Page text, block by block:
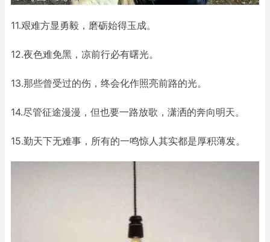
11.艰难方显勇毅，磨砺始得玉成。
12.夜色难免黑，凉前行必有曙光。
13.那些曾受过的伤，终会化作照亮前路的光。
14.尽管征途漫漫，但也要一路放歌，潇洒的奔向明天。
15.勤天下无难事，所有的一鸣惊人其实都是厚积薄发。